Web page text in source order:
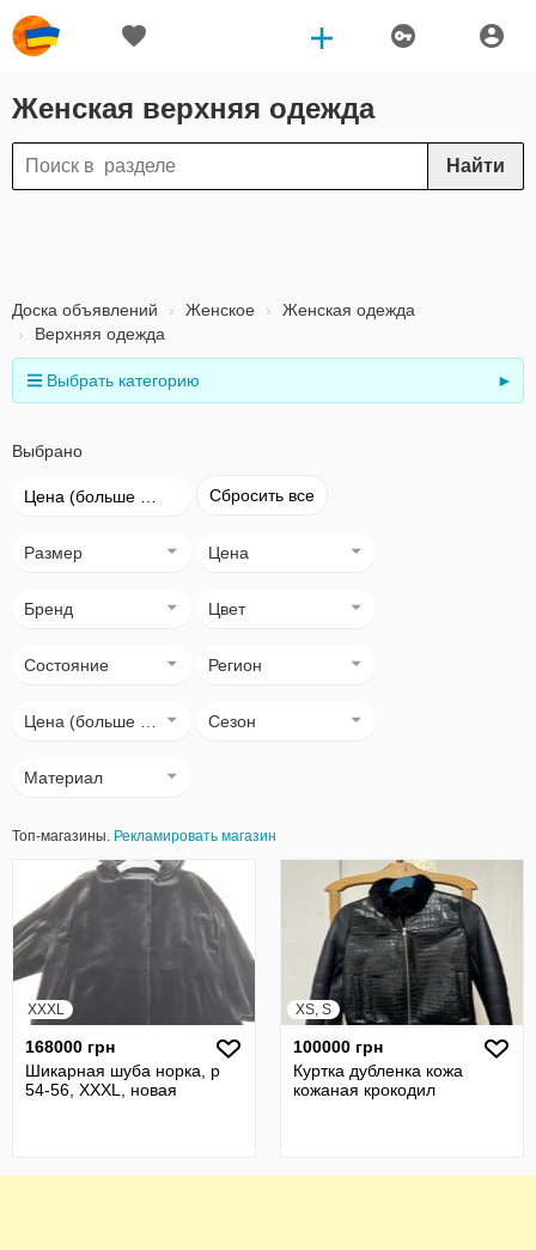
Женская верхняя одежда
Найти
Доска объявлений Женское
Женская одежда
Верхняя одежда
Выбрать категорию ►
Выбрано
Сбросить все
Размер Цена
Бренд Цвет
Состояние Регион
Сезон
Материал
Топ-магазины. Рекламировать магазин
XXXL
168000 грн
Шикарная шуба норка, р
54-56, XXXL, новая
XS, S
100000 грн
Куртка дубленка кожа
кожаная крокодил